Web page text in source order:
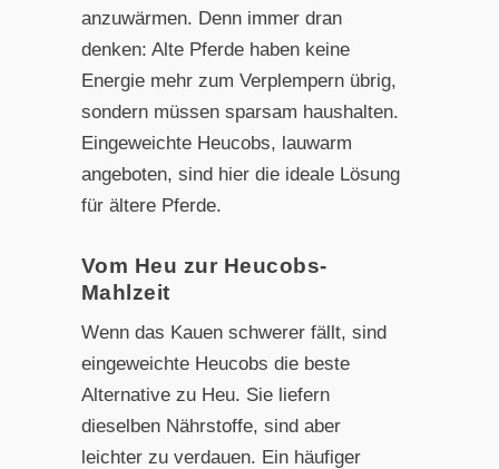
anzuwärmen. Denn immer dran
denken: Alte Pferde haben keine
Energie mehr zum Verplempern übrig,
sondern müssen sparsam haushalten.
Eingeweichte Heucobs, lauwarm
angeboten, sind hier die ideale Lösung
für ältere Pferde.
Vom Heu zur Heucobs-
Mahlzeit
Wenn das Kauen schwerer fällt, sind
eingeweichte Heucobs die beste
Alternative zu Heu. Sie liefern
dieselben Nährstoffe, sind aber
leichter zu verdauen. Ein häufiger